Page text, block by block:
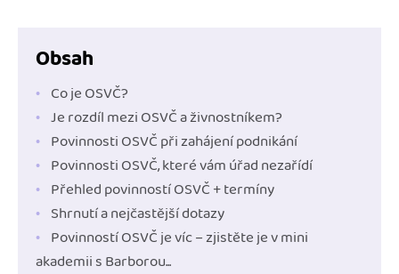
Obsah
Co je OSVČ?
Je rozdíl mezi OSVČ a živnostníkem?
Povinnosti OSVČ při zahájení podnikání
Povinnosti OSVČ, které vám úřad nezařídí
Přehled povinností OSVČ + termíny
Shrnutí a nejčastější dotazy
Povinností OSVČ je víc – zjistěte je v mini
akademii s Barborou...